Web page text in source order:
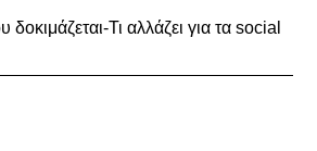
Τι αλλάζει για τα social